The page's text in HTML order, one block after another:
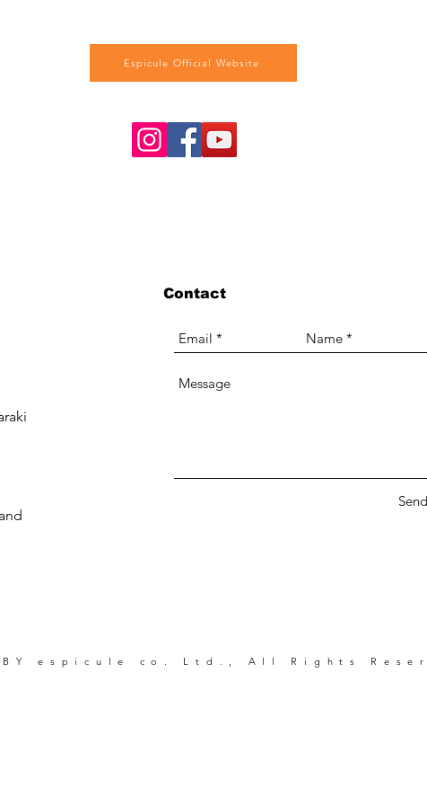
Espicule Official Website
Contact
Send
BY espicule co. Ltd., All Rights